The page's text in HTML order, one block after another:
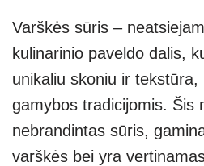
at
s
A
p
p
p
e
e
gr
a
m
er ss
e
n
g
er
Varškės sūris –
kulinarinio paveldo dalis,
unikaliu skoniu ir
gamybos tradicijomis. Šis
nebrandintas sūris,
varškės bei yra